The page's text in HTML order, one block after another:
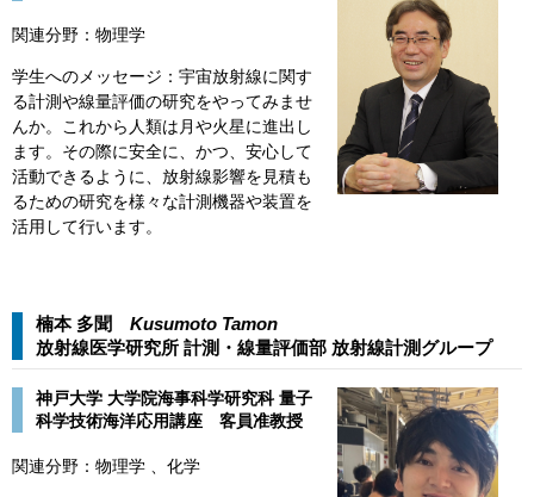
関連分野：物理学
学生へのメッセージ：宇宙放射線に関す
る計測や線量評価の研究をやってみませ
んか。これから人類は月や火星に進出し
ます。その際に安全に、かつ、安心して
活動できるように、放射線影響を見積も
るための研究を様々な計測機器や装置を
活用して行います。
楠本 多聞 Kusumoto Tamon​​
放射線医学研究所 計測・線量評価部 放射線計測グループ​
​​​​神戸大学 大学院海事科学研究科 量子
科学技術海洋応用講座 客員准教授
関連分野：物理学 、化学